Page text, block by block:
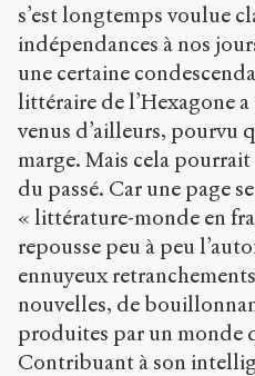
i
c
.
o
r
g
/
a
r
t
i
c
e
s
/
s’est longtemps voulue
indépendances à nos
une certaine
littéraire de l’Hexagone
venus d’ailleurs, pourvu
marge. Mais cela pourrait
du passé. Car une page
« littérature-monde en
repousse peu à peu
ennuyeux
nouvelles, de
produites par un monde
Contribuant à son